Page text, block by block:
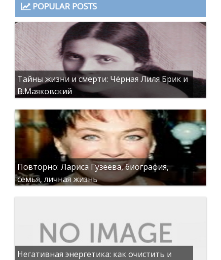
POPULAR POSTS
Тайны жизни и смерти: Чёрная Лиля Брик и
В.Маяковский
Повторно: Лариса Гузеева, биография,
семья, личная жизнь
Негативная энергетика: как очистить и